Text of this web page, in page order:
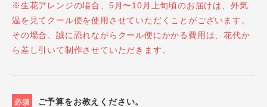
※生花アレンジの場合、5月〜10月上旬頃のお届けは、外気
温を見てクール便を使用させていただくことがございます。
その場合、誠に恐れながらクール便にかかる費用は、花代か
ら差し引いて制作させていただきます。
必須 ご予算をお教えください。